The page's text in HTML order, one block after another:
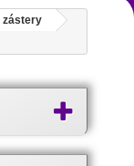
zástery